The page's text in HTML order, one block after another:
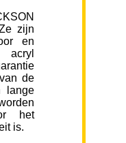
zijn
en
de
lange
het
is.